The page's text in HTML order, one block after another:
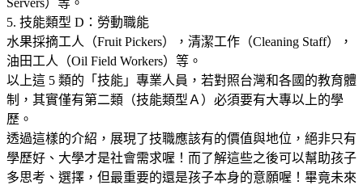
5. 技能類型 D：勞動職能
水果採摘工人（Fruit Pickers），清潔工作（Cleaning Staff），
油田工人（Oil Field Workers）等。
以上這 5 類的「技能」專業人員，若對照台灣和各國的教育體
制，其實僅有第二類（技能類型Ａ）必須要有大專以上的學
歷。
透過這樣的介紹，展現了技職應該有的價值與地位，絕非只有
學歷好、大學才是社會需求喔！而了解這些之後可以幫助孩子
多思考、選擇，但最重要的還是孩子本身的意願喔！畢竟未來